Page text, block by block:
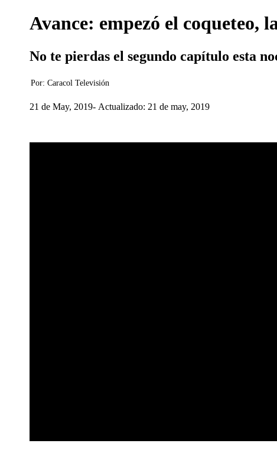
Avance: empezó el coqueteo,
No te pierdas el segundo capítulo esta
Por: Caracol Televisión
21 de May, 2019 Actualizado: 21 de may, 2019